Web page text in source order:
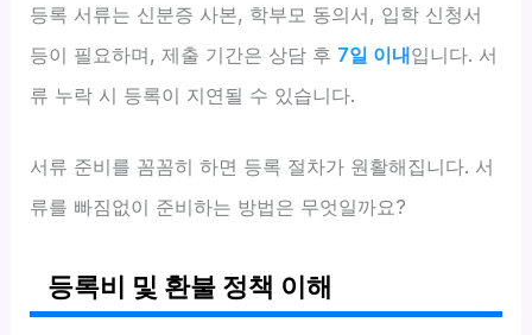
등록 서류는 신분증 사본, 학부모 동의서, 입학 신청서
등이 필요하며, 제출 기간은 상담 후 7일 이내입니다. 서
류 누락 시 등록이 지연될 수 있습니다.
서류 준비를 꼼꼼히 하면 등록 절차가 원활해집니다. 서
류를 빠짐없이 준비하는 방법은 무엇일까요?
등록비 및 환불 정책 이해